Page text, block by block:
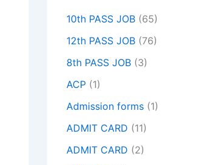
10th PASS JOB (65)
12th PASS JOB (76)
8th PASS JOB (3)
ACP (1)
Admission forms (1)
ADMIT CARD (11)
ADMIT CARD (2)